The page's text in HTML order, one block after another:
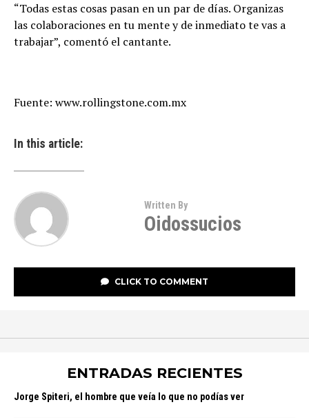
“Todas estas cosas pasan en un par de días. Organizas
las colaboraciones en tu mente y de inmediato te vas a
trabajar”, comentó el cantante.
Fuente: www.rollingstone.com.mx
In this article:
Written By
Oidossucios
CLICK TO COMMENT
ENTRADAS RECIENTES
Jorge Spiteri, el hombre que veía lo que no podías ver